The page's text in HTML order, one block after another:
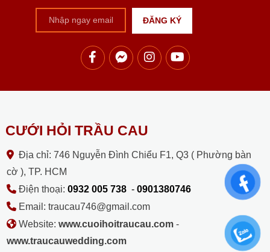
CƯỚI HỎI TRẦU CAU
Địa chỉ: 746 Nguyễn Đình Chiểu F1, Q3 ( Phường bàn
cờ ), TP. HCM
Điện thoại: 0932 005 738- 0901380746
Email: traucau746@gmail.com
Website: www.cuoihoitraucau.com -
www.traucauwedding.com